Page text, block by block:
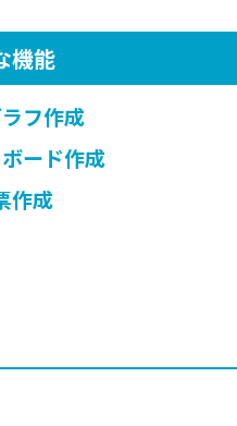
機能
フ作成
ード作成
作成